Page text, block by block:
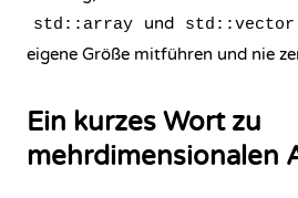
std::array und std::vector
eigene Größe mitführen und nie
Ein kurzes Wort zu
mehrdimensionalen